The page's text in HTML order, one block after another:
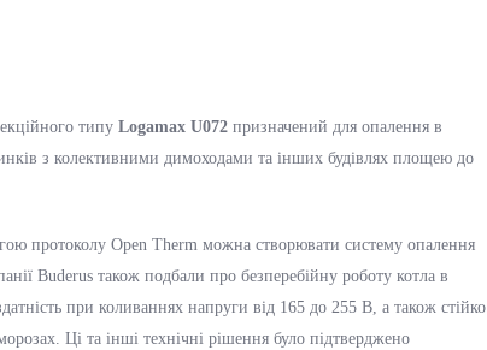
типу Logamax U072 призначений для опалення в
з колективними димоходами та інших будівлях площею до
протоколу Open Therm можна створювати систему опалення
Buderus також подбали про безперебійну роботу котла в
при коливаннях напруги від 165 до 255 В, а також стійко
Ці та інші технічні рішення було підтверджено